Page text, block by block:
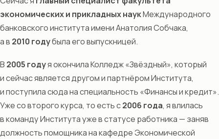
экономических и прикладных наукМеждународного
банковского института имени Анатолия Собчака,
а в 2010 годубыла его выпускницей.
В 2005 годуя окончила Колледж «Звёздный», который
и сейчас является другом и партнёром Института,
и поступила сюда на специальность «Финансы и кредит».
Уже со второго курса, то есть с2006 года, я влилась
в команду Института уже в статусе работника — заняв
должность помощника на кафедре Экономической